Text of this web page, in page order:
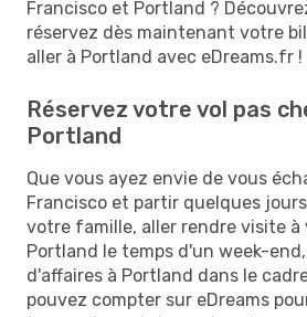
Francisco et Portland ?
réservez dès maintenant votre
aller à Portland avec eDreams.fr !
Réservez votre vol pas
Portland
Que vous ayez envie de vous
Francisco et partir quelques
votre famille, aller rendre visite à
Portland le temps d'un week-
d'affaires à Portland dans le
pouvez compter sur eDreams